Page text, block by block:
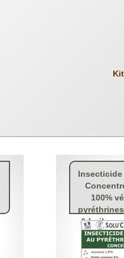
Insecticide
100%
& huiles